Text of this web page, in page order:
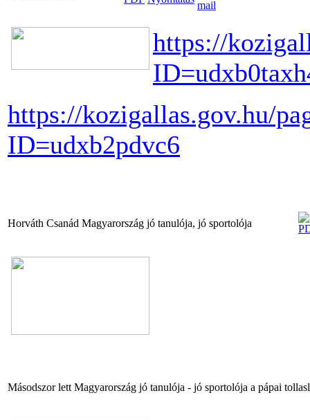
https://
https://kozigallas.gov.hu/
ID=udxb2pdvc6
Horváth Csanád Magyarország jó tanulója, jó sportolója
Másodszor lett Magyarország jó tanulója - jó sportolója a pápai